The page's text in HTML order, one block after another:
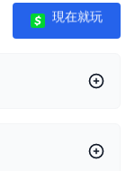
現在就玩